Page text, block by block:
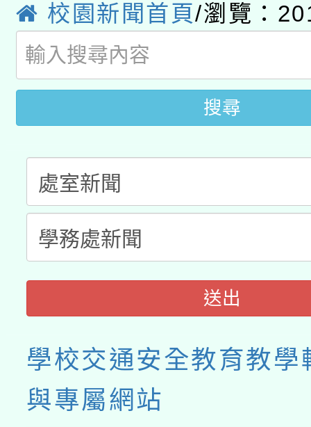
動」
開 智慧啟航」
「2026桃園藝術巡演
關事宜
校園新聞首頁/瀏覽：
搜尋
送出
學校交通安全教育教學
與專屬網站